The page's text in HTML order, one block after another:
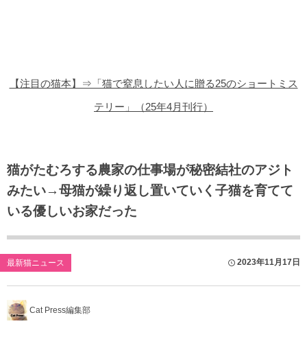
【注目の猫本】⇒「猫で窒息したい人に贈る25のショートミス
テリー」（25年4月刊行）
猫がたむろする農家の仕事場が秘密結社のアジト
みたい→母猫が繰り返し置いていく子猫を育てて
いる優しいお家だった
最新猫ニュース 2023年11月17日
Cat Press編集部
猫のゲーム・アプリ
猫のフリー写真素材